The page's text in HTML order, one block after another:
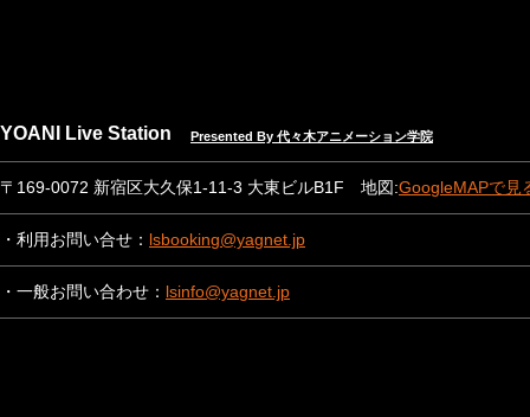
YOANI Live Station Presented By 代々木アニメーション学院
〒169-0072 新宿区大久保1-11-3 大東ビルB1F 地図:GoogleMAPで見
・利用お問い合せ： lsbooking@yagnet.jp
・一般お問い合わせ： lsinfo@yagnet.jp